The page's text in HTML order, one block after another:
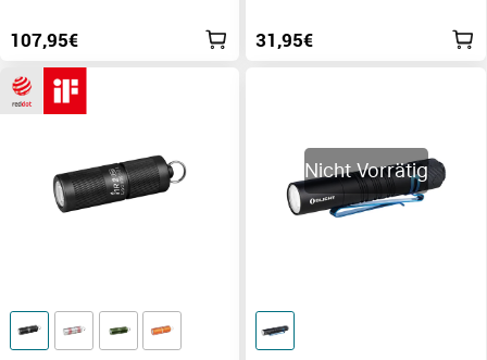
107,95€ 31,95€
Nicht Vorrätig